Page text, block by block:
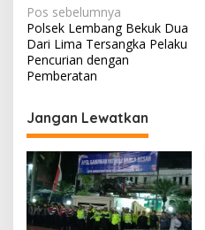
N
a
v
i
g
a
s
i
p
Pos sebelumnya
Polsek Lembang Bekuk Dua
Dari Lima Tersangka Pelaku
Pencurian dengan
Pemberatan
Jangan Lewatkan